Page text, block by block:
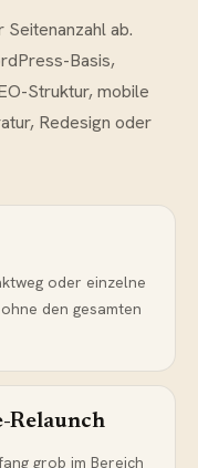
ab.
Basis,
Struktur, mobile
Redesign oder
oder einzelne
den gesamten
Relaunch
grob im Bereich